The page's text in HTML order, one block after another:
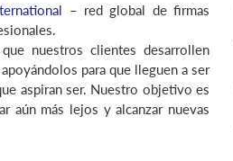
– red global de firmas
nuestros clientes desarrollen
para que lleguen a ser
aspiran ser. Nuestro objetivo es
aún más lejos y alcanzar nuevas